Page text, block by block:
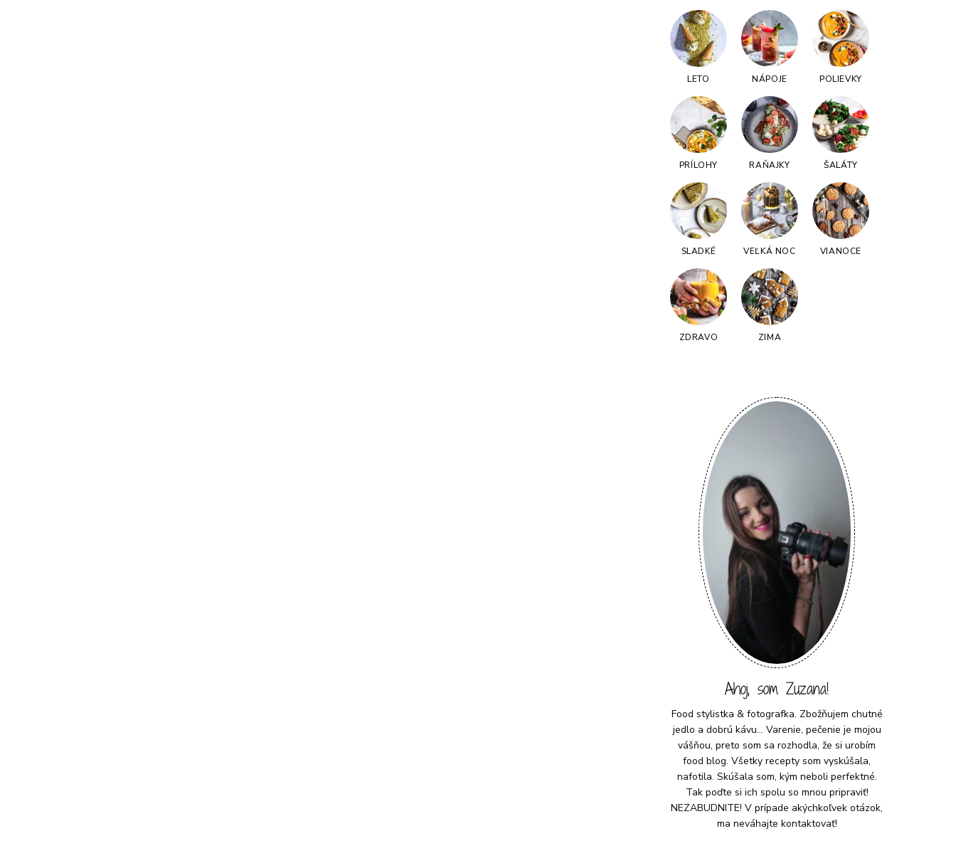
LETO NÁPOJE POLIEVKY
PRÍLOHY RAŇAJKY ŠALÁTY
SLADKÉ VEĽKÁ NOC VIANOCE
ZDRAVO ZIMA
Ahoj, som Zuzana!
Food stylistka & fotografka. Zbožňujem chutné
jedlo a dobrú kávu... Varenie, pečenie je mojou
vášňou, preto som sa rozhodla, že si urobím
food blog. Všetky recepty som vyskúšala,
nafotila. Skúšala som, kým neboli perfektné.
Tak poďte si ich spolu so mnou pripraviť!
NEZABUDNITE! V prípade akýchkoľvek otázok,
ma neváhajte kontaktovať!